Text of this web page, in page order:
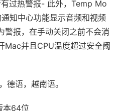
过热警报- 此外，Temp Mo
知中心功能显示音频和视频
警报，在手动关闭之前不会消
Mac并且CPU温度超过安全阈
德语，越南语。
本64位